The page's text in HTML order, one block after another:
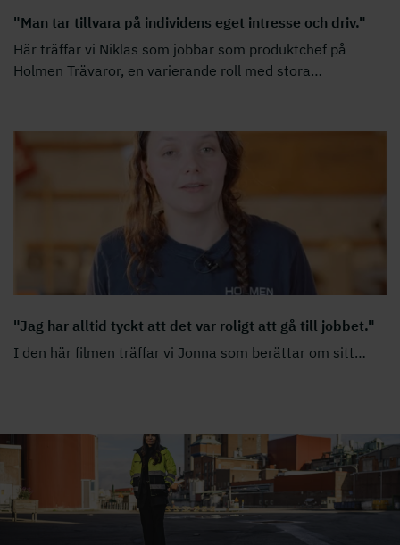
"Man tar tillvara på individens eget intresse och driv."
Här träffar vi Niklas som jobbar som produktchef på
Holmen Trävaror, en varierande roll med stora…
"Jag har alltid tyckt att det var roligt att gå till jobbet."
I den här filmen träffar vi Jonna som berättar om sitt…